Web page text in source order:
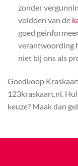
zonder
voldoen van de
goed
verantwoording
niet bij ons als
Goedkoop
123kraskaart.nl.
keuze? Maak dan